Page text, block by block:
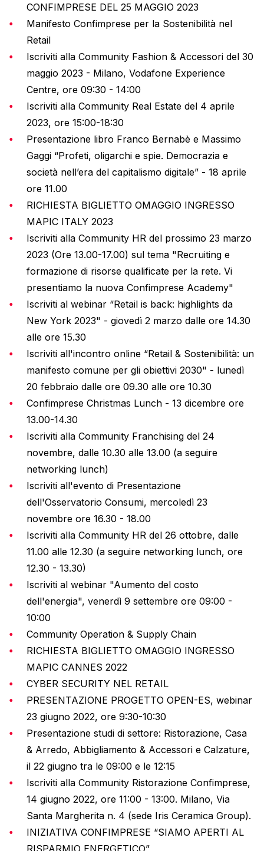
CONFIMPRESE DEL 25 MAGGIO 2023
Manifesto Confimprese per la Sostenibilità nel
Retail
Iscriviti alla Community Fashion & Accessori del 30
maggio 2023 - Milano, Vodafone Experience
Centre, ore 09:30 - 14:00
Iscriviti alla Community Real Estate del 4 aprile
2023, ore 15:00-18:30
Presentazione libro Franco Bernabè e Massimo
Gaggi “Profeti, oligarchi e spie. Democrazia e
società nell’era del capitalismo digitale” - 18 aprile
ore 11.00
RICHIESTA BIGLIETTO OMAGGIO INGRESSO
MAPIC ITALY 2023
Iscriviti alla Community HR del prossimo 23 marzo
2023 (Ore 13.00-17.00) sul tema "Recruiting e
formazione di risorse qualificate per la rete. Vi
presentiamo la nuova Confimprese Academy"
Iscriviti al webinar “Retail is back: highlights da
New York 2023" - giovedì 2 marzo dalle ore 14.30
alle ore 15.30
Iscriviti all'incontro online “Retail & Sostenibilità: un
manifesto comune per gli obiettivi 2030" - lunedì
20 febbraio dalle ore 09.30 alle ore 10.30
Confimprese Christmas Lunch - 13 dicembre ore
13.00-14.30
Iscriviti alla Community Franchising del 24
novembre, dalle 10.30 alle 13.00 (a seguire
networking lunch)
Iscriviti all'evento di Presentazione
dell'Osservatorio Consumi, mercoledì 23
novembre ore 16.30 - 18.00
Iscriviti alla Community HR del 26 ottobre, dalle
11.00 alle 12.30 (a seguire networking lunch, ore
12.30 - 13.30)
Iscriviti al webinar "Aumento del costo
dell'energia", venerdì 9 settembre ore 09:00 -
10:00
Community Operation & Supply Chain
RICHIESTA BIGLIETTO OMAGGIO INGRESSO
MAPIC CANNES 2022
CYBER SECURITY NEL RETAIL
PRESENTAZIONE PROGETTO OPEN-ES, webinar
23 giugno 2022, ore 9:30-10:30
Presentazione studi di settore: Ristorazione, Casa
& Arredo, Abbigliamento & Accessori e Calzature,
il 22 giugno tra le 09:00 e le 12:15
Iscriviti alla Community Ristorazione Confimprese,
14 giugno 2022, ore 11:00 - 13:00. Milano, Via
Santa Margherita n. 4 (sede Iris Ceramica Group).
INIZIATIVA CONFIMPRESE “SIAMO APERTI AL